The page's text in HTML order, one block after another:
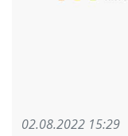
02.08.2022 15:29